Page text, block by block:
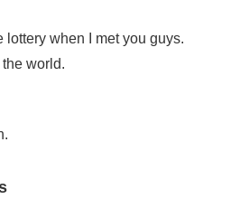
when I met you guys.
the world.